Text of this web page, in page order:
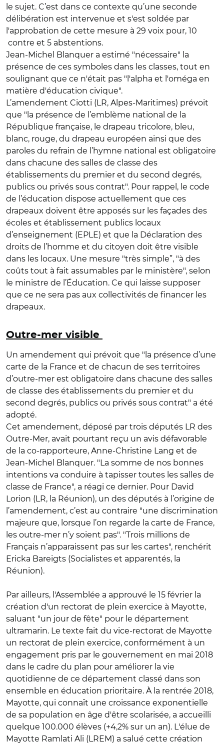
le sujet. C’est dans ce contexte qu’une seconde
délibération est intervenue et s'est soldée par
l'approbation de cette mesure à 29 voix pour, 10
contre et 5 abstentions.
Jean-Michel Blanquer a estimé "nécessaire" la
présence de ces symboles dans les classes, tout en
soulignant que ce n'était pas "l'alpha et l'oméga en
matière d'éducation civique".
L’amendement Ciotti (LR, Alpes-Maritimes) prévoit
que "la présence de l’emblème national de la
République française, le drapeau tricolore, bleu,
blanc, rouge, du drapeau européen ainsi que des
paroles du refrain de l’hymne national est obligatoire
dans chacune des salles de classe des
établissements du premier et du second degrés,
publics ou privés sous contrat". Pour rappel, le code
de l’éducation dispose actuellement que ces
drapeaux doivent être apposés sur les façades des
écoles et établissement publics locaux
d’enseignement (EPLE) et que la Déclaration des
droits de l’homme et du citoyen doit être visible
dans les locaux. Une mesure "très simple”, "à des
coûts tout à fait assumables par le ministère", selon
le ministre de l’Éducation. Ce qui laisse supposer
que ce ne sera pas aux collectivités de financer les
drapeaux.
Outre-mer visible
Un amendement qui prévoit que "la présence d’une
carte de la France et de chacun de ses territoires
d’outre-mer est obligatoire dans chacune des salles
de classe des établissements du premier et du
second degrés, publics ou privés sous contrat" a été
adopté.
Cet amendement, déposé par trois députés LR des
Outre-Mer, avait pourtant reçu un avis défavorable
de la co-rapporteure, Anne-Christine Lang et de
Jean-Michel Blanquer. "La somme de nos bonnes
intentions va conduire à tapisser toutes les salles de
classe de France", a réagi ce dernier. Pour David
Lorion (LR, la Réunion), un des députés à l’origine de
l’amendement, c’est au contraire "une discrimination
majeure que, lorsque l’on regarde la carte de France,
les outre-mer n’y soient pas". "Trois millions de
Français n’apparaissent pas sur les cartes", renchérit
Ericka Bareigts (Socialistes et apparentés, la
Réunion).
Par ailleurs, l'Assemblée a approuvé le 15 février la
création d'un rectorat de plein exercice à Mayotte,
saluant "un jour de fête" pour le département
ultramarin. Le texte fait du vice-rectorat de Mayotte
un rectorat de plein exercice, conformément à un
engagement pris par le gouvernement en mai 2018
dans le cadre du plan pour améliorer la vie
quotidienne de ce département classé dans son
ensemble en éducation prioritaire. À la rentrée 2018,
Mayotte, qui connaît une croissance exponentielle
de sa population en âge d'être scolarisée, a accueilli
quelque 100.000 élèves (+4,2% sur un an). L'élue de
Mayotte Ramlati Ali (LREM) a salué cette création